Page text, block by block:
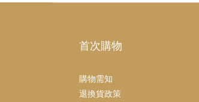
首次購物
購物需知
退換貨政策